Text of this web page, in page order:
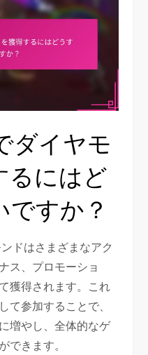
ダイヤモ
るにはど
ですか？
ドはさまざまなアク
ス、プロモーショ
獲得されます。これ
て参加することで、
増やし、全体的なゲ
できます。